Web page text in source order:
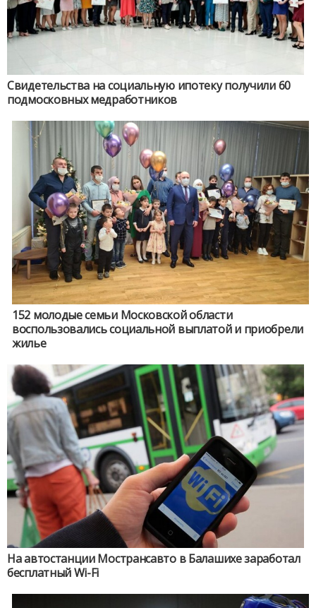
Свидетельства на социальную ипотеку получили 60
подмосковных медработников
152 молодые семьи Московской области
воспользовались социальной выплатой и приобрели
жилье
На автостанции Мострансавто в Балашихе заработал
бесплатный Wi-Fi